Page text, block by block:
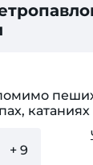
есть
+ 9